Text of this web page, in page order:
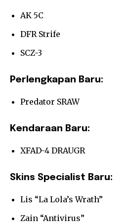
AK 5C
DFR Strife
SCZ-3
Perlengkapan Baru:
Predator SRAW
Kendaraan Baru:
XFAD-4 DRAUGR
Skins Specialist Baru:
Lis “La Lola’s Wrath”
Zain “Antivirus”